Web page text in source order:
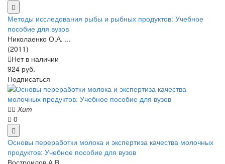
Методы исследования рыбы и рыбных продуктов: Учебное
пособие для вузов
Николаенко О.А. ...
(2011)
Нет в наличии
924 руб.
Подписаться
Хит
0
Основы переработки молока и экспертиза качества молочных
продуктов: Учебное пособие для вузов
Востроилов А.В.